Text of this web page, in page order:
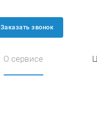
Заказать звонок
О сервисе